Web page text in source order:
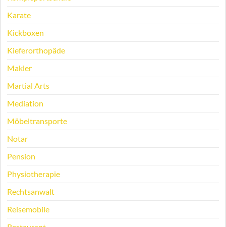
Karate
Kickboxen
Kieferorthopäde
Makler
Martial Arts
Mediation
Möbeltransporte
Notar
Pension
Physiotherapie
Rechtsanwalt
Reisemobile